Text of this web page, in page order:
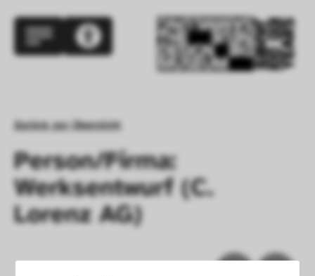
Zurück zur Übersicht
Person/Firma:
Werksentwurf (C.
Lorenz AG)